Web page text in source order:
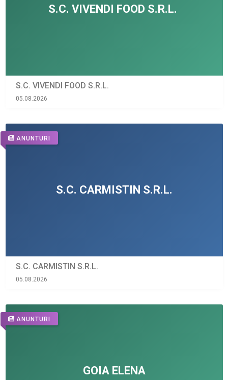
S.C. VIVENDI FOOD S.R.L.
05.08.2026
ANUNTURI
S.C. CARMISTIN S.R.L.
05.08.2026
ANUNTURI